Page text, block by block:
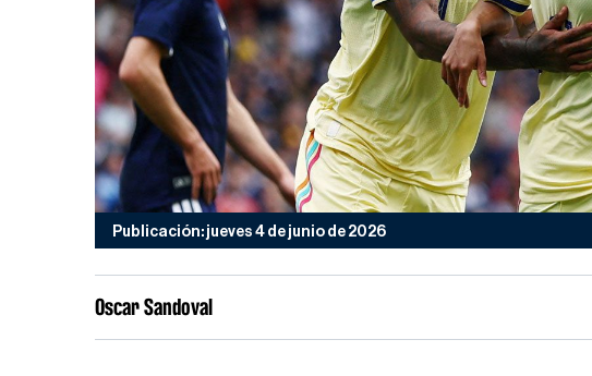
Publicación: jueves 4 de junio de 2026
Oscar Sandoval